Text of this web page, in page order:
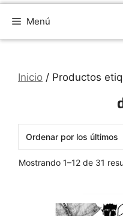
Menú
Inicio / Productos
Mostrando 1–12 de 31